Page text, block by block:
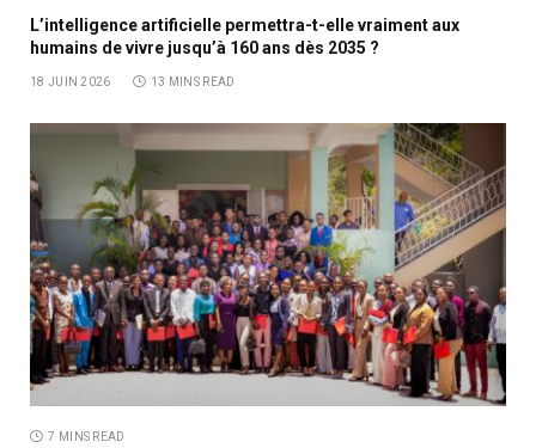
L’intelligence artificielle permettra-t-elle vraiment aux
humains de vivre jusqu’à 160 ans dès 2035 ?
18 JUIN 2026 13 MINS READ
7 MINS READ